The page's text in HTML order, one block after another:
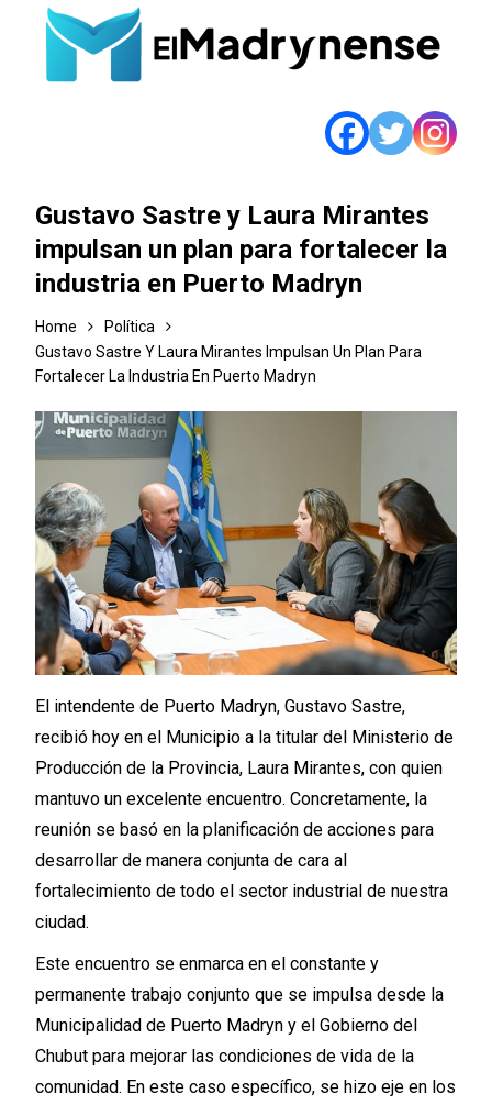
Gustavo Sastre y Laura Mirantes
impulsan un plan para fortalecer la
industria en Puerto Madryn
Home
Política
Gustavo Sastre Y Laura Mirantes Impulsan Un Plan Para
Fortalecer La Industria En Puerto Madryn
El intendente de Puerto Madryn, Gustavo Sastre,
recibió hoy en el Municipio a la titular del Ministerio de
Producción de la Provincia, Laura Mirantes, con quien
mantuvo un excelente encuentro. Concretamente, la
reunión se basó en la planificación de acciones para
desarrollar de manera conjunta de cara al
fortalecimiento de todo el sector industrial de nuestra
ciudad.
Este encuentro se enmarca en el constante y
permanente trabajo conjunto que se impulsa desde la
Municipalidad de Puerto Madryn y el Gobierno del
Chubut para mejorar las condiciones de vida de la
comunidad. En este caso específico, se hizo eje en los